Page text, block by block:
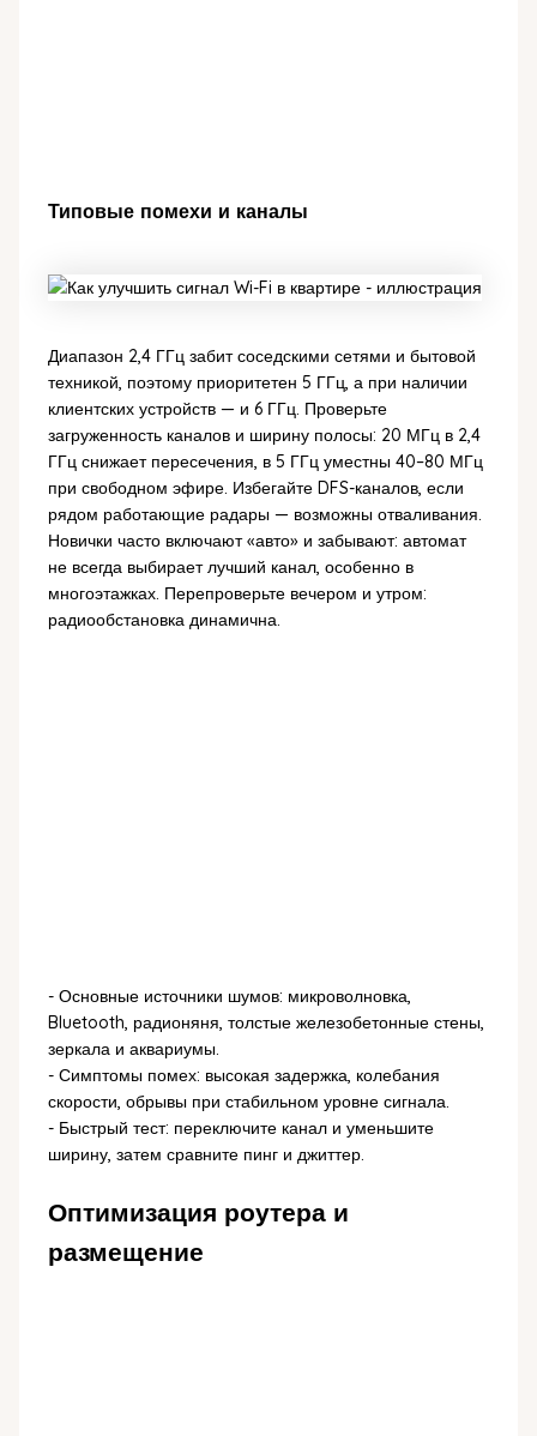
Типовые помехи и каналы
Диапазон 2,4 ГГц забит соседскими сетями и бытовой
техникой, поэтому приоритетен 5 ГГц, а при наличии
клиентских устройств — и 6 ГГц. Проверьте
загруженность каналов и ширину полосы: 20 МГц в 2,4
ГГц снижает пересечения, в 5 ГГц уместны 40–80 МГц
при свободном эфире. Избегайте DFS-каналов, если
рядом работающие радары — возможны отваливания.
Новички часто включают «авто» и забывают: автомат
не всегда выбирает лучший канал, особенно в
многоэтажках. Перепроверьте вечером и утром:
радиообстановка динамична.
- Основные источники шумов: микроволновка,
Bluetooth, радионяня, толстые железобетонные стены,
зеркала и аквариумы.
- Симптомы помех: высокая задержка, колебания
скорости, обрывы при стабильном уровне сигнала.
- Быстрый тест: переключите канал и уменьшите
ширину, затем сравните пинг и джиттер.
Оптимизация роутера и
размещение